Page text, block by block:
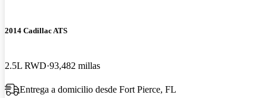
2014 Cadillac ATS
2.5L RWD 93,482 millas
Entrega a domicilio desde Fort Pierce, FL